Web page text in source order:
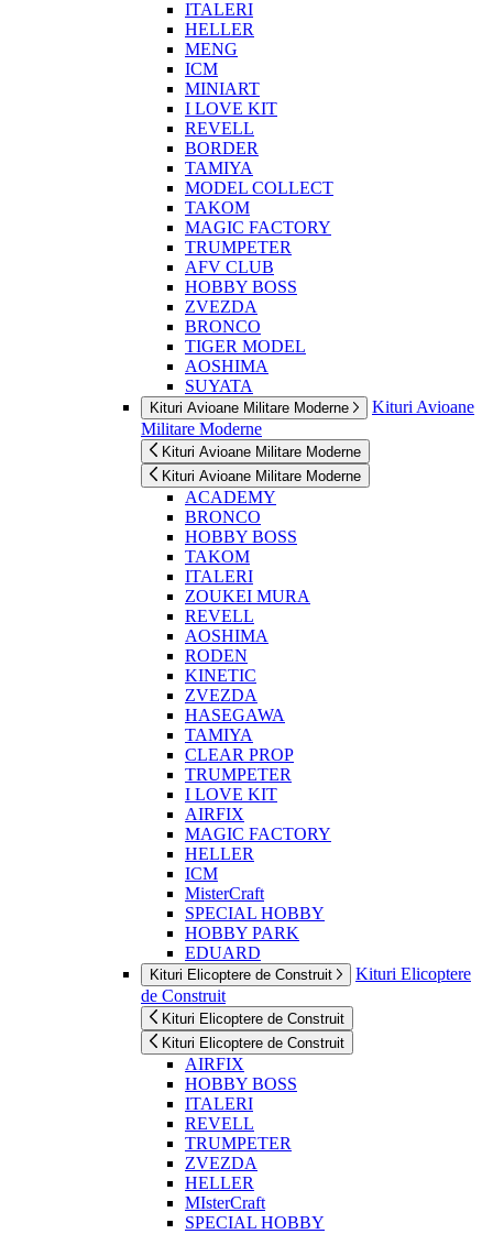
ITALERI
HELLER
MENG
ICM
MINIART
I LOVE KIT
REVELL
BORDER
TAMIYA
MODEL COLLECT
TAKOM
MAGIC FACTORY
TRUMPETER
AFV CLUB
HOBBY BOSS
ZVEZDA
BRONCO
TIGER MODEL
AOSHIMA
SUYATA
Kituri Avioane Militare Moderne
Kituri Avioane
Militare Moderne
Kituri Avioane Militare Moderne
Kituri Avioane Militare Moderne
ACADEMY
BRONCO
HOBBY BOSS
TAKOM
ITALERI
ZOUKEI MURA
REVELL
AOSHIMA
RODEN
KINETIC
ZVEZDA
HASEGAWA
TAMIYA
CLEAR PROP
TRUMPETER
I LOVE KIT
AIRFIX
MAGIC FACTORY
HELLER
ICM
MisterCraft
SPECIAL HOBBY
HOBBY PARK
EDUARD
Kituri Elicoptere de Construit
Kituri Elicoptere
de Construit
Kituri Elicoptere de Construit
Kituri Elicoptere de Construit
AIRFIX
HOBBY BOSS
ITALERI
REVELL
TRUMPETER
ZVEZDA
HELLER
MIsterCraft
SPECIAL HOBBY